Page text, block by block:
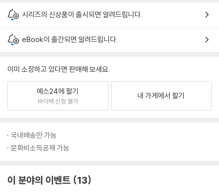
시리즈의 신상품이 출시되면 알려드립니다.
eBook이 출간되면 알려드립니다.
이미 소장하고 있다면 판매해 보세요.
예스24에 팔기
바이백 신청 불가
내 가게에서 팔기
국내배송만 가능
문화비소득공제 가능
이 분야의 이벤트 13